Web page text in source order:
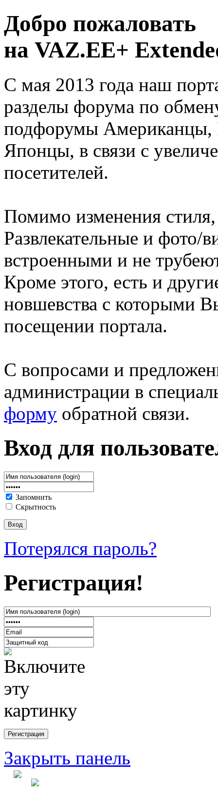
Добро пожаловать
на VAZ.EE+
С мая 2013 года наш
разделы форума по
подфорумы
Японцы, в связи с
посетителей.
Помимо изменения
Развлекательные и фото/
встроенными и не
Кроме этого, есть и
новшевства с которыми
посещении портала.
С вопросами и
администрации в
форму обратной связи.
Вход для
Запомнить
Скрытность
Потерялся пароль?
Регистрация!
Закрыть панель